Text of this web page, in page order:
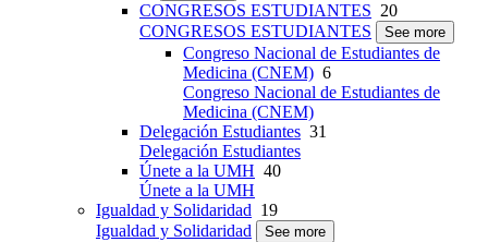
CONGRESOS ESTUDIANTES 20
CONGRESOS ESTUDIANTES
See more
Congreso Nacional de Estudiantes de
Medicina (CNEM) 6
Congreso Nacional de Estudiantes de
Medicina (CNEM)
Delegación Estudiantes 31
Delegación Estudiantes
Únete a la UMH 40
Únete a la UMH
Igualdad y Solidaridad 19
Igualdad y Solidaridad
See more